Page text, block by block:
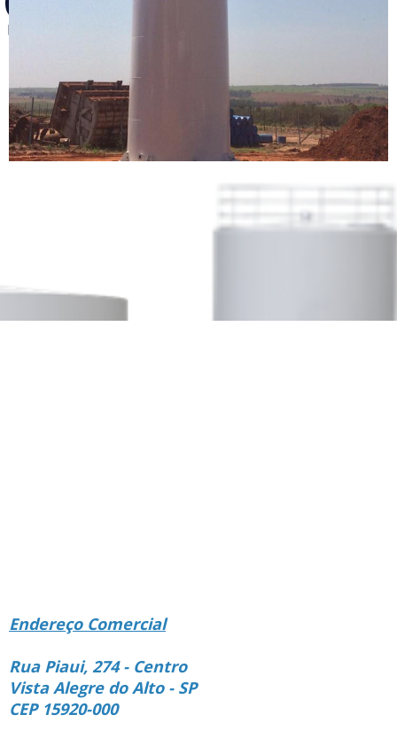
Endereço Comercial
Rua Piaui, 274 - Centro
Vista Alegre do Alto - SP
CEP 15920-000